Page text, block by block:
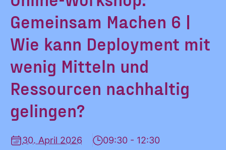
MACHEN
ÜBER UNS
KONTAKT
Gemeinsam Machen 6 |
Wie kann Deployment mit
wenig Mitteln und
Ressourcen nachhaltig
gelingen?
30. April 2026 09:30 - 12:30